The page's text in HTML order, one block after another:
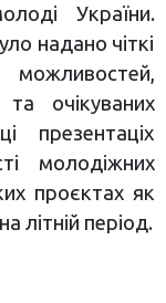
України.
надано чіткі
та очікуваних
презентаціх
молодіжних
проєктах як
літній період.